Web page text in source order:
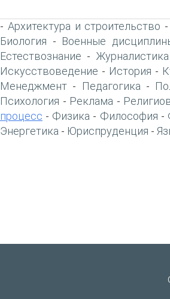
- Архитектура и строительство -
Биология - Военные
Естествознание -
Искусствоведение - История -
Менеджмент - Педагогика -
Психология - Реклама -
процесс - Физика - Философия -
Энергетика - Юриспруденция -